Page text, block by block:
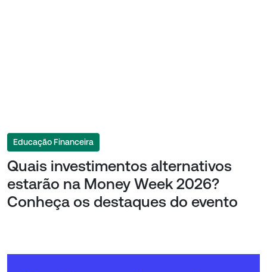
Educação Financeira
Quais investimentos alternativos
estarão na Money Week 2026?
Conheça os destaques do evento